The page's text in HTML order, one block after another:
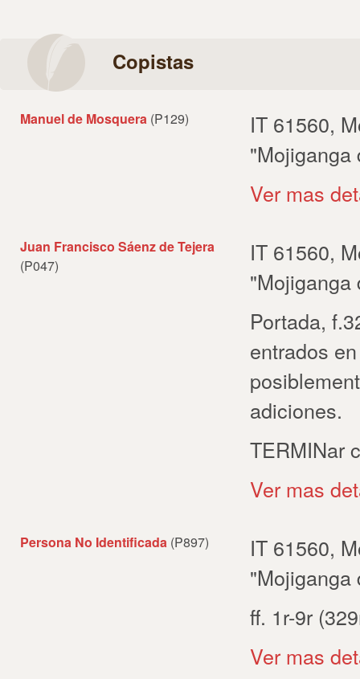
Copistas
Manuel de Mosquera (P129)
IT 61560,
"Mojiganga
Ver mas
Juan Francisco Sáenz de Tejera
(P047)
IT 61560,
"Mojiganga
Portada,
entrados
adiciones.
TERMINar
Ver mas
Persona No Identificada (P897)
IT 61560,
"Mojiganga
ff. 1r-9r
Ver mas